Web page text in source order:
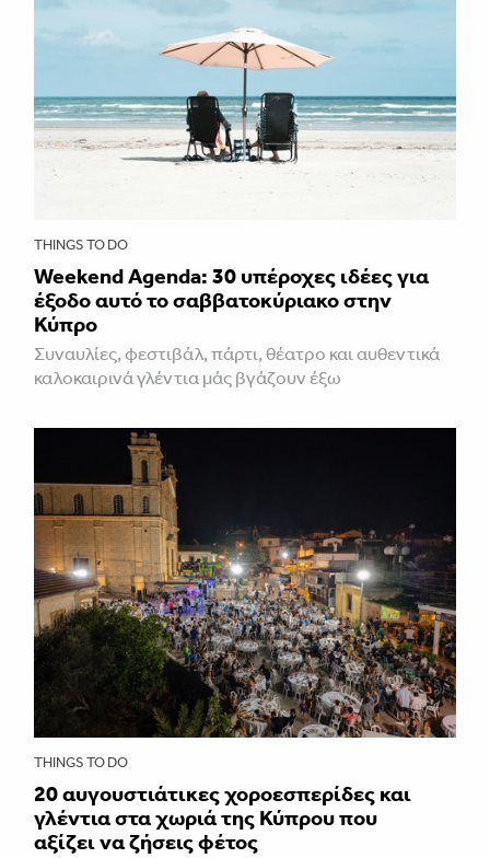
THINGS TO DO
Weekend Agenda: 30 υπέροχες ιδέες για
έξοδο αυτό το σαββατοκύριακο στην
Κύπρο
Συναυλίες, φεστιβάλ, πάρτι, θέατρο και αυθεντικά
καλοκαιρινά γλέντια μάς βγάζουν έξω
THINGS TO DO
20 αυγουστιάτικες χοροεσπερίδες και
γλέντια στα χωριά της Κύπρου που
αξίζει να ζήσεις φέτος